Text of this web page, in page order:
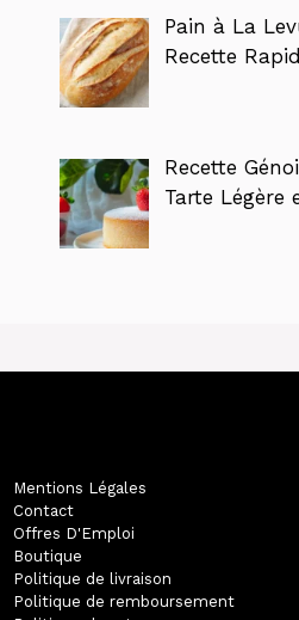
Pain à La
Recette
Recette
Tarte Légère
Mentions Légales
Contact
Offres D'Emploi
Boutique
Politique de livraison
Politique de remboursement